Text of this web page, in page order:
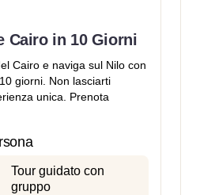
Cairo in 10 Giorni
Cairo e naviga sul Nilo con
giorni. Non lasciarti
unica. Prenota
Tour guidato con
gruppo